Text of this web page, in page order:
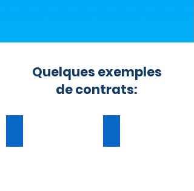
Quelques exemples
de contrats: